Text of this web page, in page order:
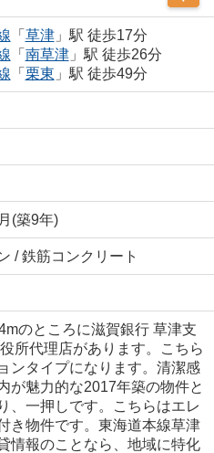
「 草津」駅 徒歩17分
「 南草津」駅 徒歩26分
「 栗東 」駅 徒歩49分
(築9年)
/ 鉄筋コンクリート
のところに滋賀銀行 草津支
所代理店があります。こちら
ンタイプになります。清潔感
が魅力的な2017年築の物件と
、一押しです。こちらはエレ
き物件です。東海道本線草津
情報のことなら、地域に特化